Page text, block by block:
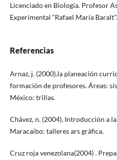
Licenciado en Biología. Profesor
Experimental “Rafael María Baralt".
Referencias
Arnaz, j. (2000).la planeación
formación de profesores. Áreas:
México: trillas.
Chávez, n. (2004). Introducción a
Maracaibo: talleres ars gráfica.
Cruz roja venezolana(2004) .